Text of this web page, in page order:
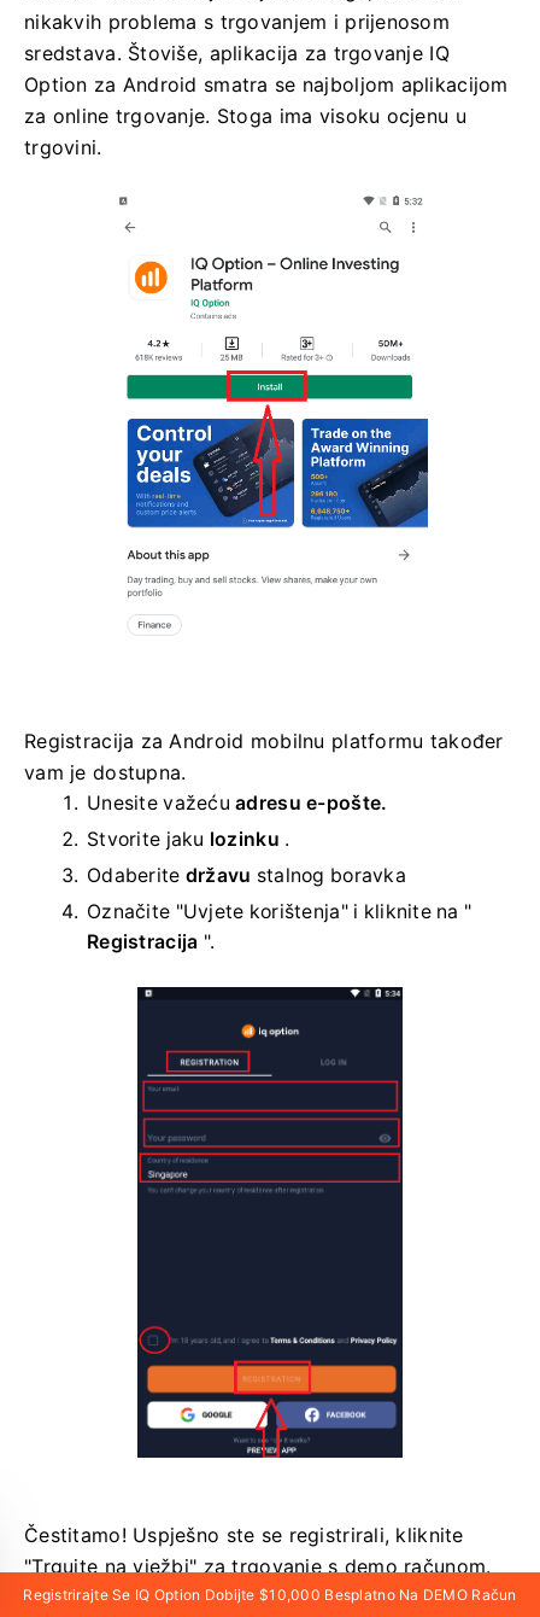
nikakvih problema s trgovanjem i prijenosom
sredstava. Štoviše, aplikacija za trgovanje IQ
Option za Android smatra se najboljom aplikacijom
za online trgovanje. Stoga ima visoku ocjenu u
trgovini.
Registracija za Android mobilnu platformu također
vam je dostupna.
Unesite važećuadresu e-pošte.
Stvorite jaku lozinku .
Odaberite državu stalnog boravka
Označite "Uvjete korištenja" i kliknite na "
Registracija ".
Čestitamo! Uspješno ste se registrirali, kliknite
"Trgujte na vježbi" za trgovanje s demo računom.
Registrirajte Se IQ Option Dobijte $10,000 Besplatno Na DEMO Račun